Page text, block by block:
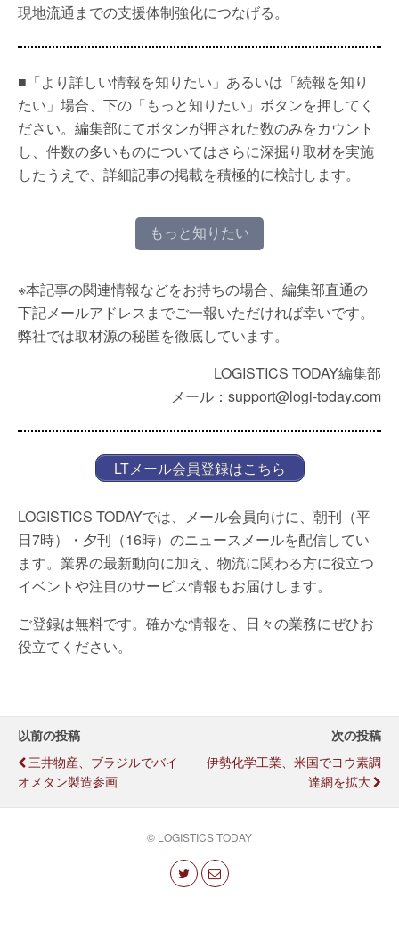
現地流通までの支援体制強化につなげる。
■「より詳しい情報を知りたい」あるいは「続報を知り
たい」場合、下の「もっと知りたい」ボタンを押してく
ださい。編集部にてボタンが押された数のみをカウント
し、件数の多いものについてはさらに深掘り取材を実施
したうえで、詳細記事の掲載を積極的に検討します。
もっと知りたい
※本記事の関連情報などをお持ちの場合、編集部直通の
下記メールアドレスまでご一報いただければ幸いです。
弊社では取材源の秘匿を徹底しています。
LOGISTICS TODAY編集部
メール：support@logi-today.com
LTメール会員登録はこちら
LOGISTICS TODAYでは、メール会員向けに、朝刊（平
日7時）・夕刊（16時）のニュースメールを配信してい
ます。業界の最新動向に加え、物流に関わる方に役立つ
イベントや注目のサービス情報もお届けします。
ご登録は無料です。確かな情報を、日々の業務にぜひお
役立てください。
以前の投稿
三井物産、ブラジルでバイ
オメタン製造参画
次の投稿
伊勢化学工業、米国でヨウ素調
達網を拡大
© LOGISTICS TODAY